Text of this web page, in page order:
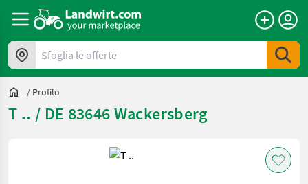
Sfoglia le offerte
/ Profilo
T .. / DE 83646 Wackersberg